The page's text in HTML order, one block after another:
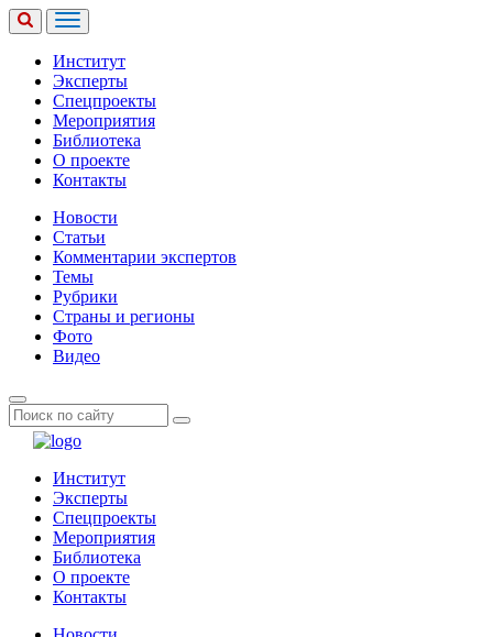
Институт
Эксперты
Спецпроекты
Мероприятия
Библиотека
О проекте
Контакты
Новости
Статьи
Комментарии экспертов
Темы
Рубрики
Страны и регионы
Фото
Видео
Институт
Эксперты
Спецпроекты
Мероприятия
Библиотека
О проекте
Контакты